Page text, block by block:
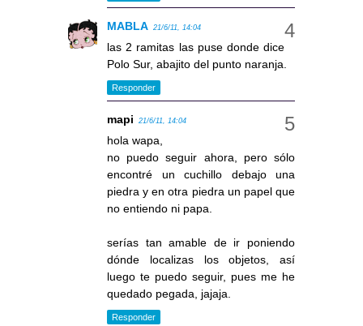
MABLA 21/6/11, 14:04
las 2 ramitas las puse donde dice
Polo Sur, abajito del punto naranja.
Responder
mapi 21/6/11, 14:04
hola wapa,
no puedo seguir ahora, pero sólo
encontré un cuchillo debajo una
piedra y en otra piedra un papel que
no entiendo ni papa.
serías tan amable de ir poniendo
dónde localizas los objetos, así
luego te puedo seguir, pues me he
quedado pegada, jajaja.
Responder